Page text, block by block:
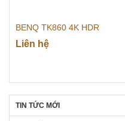
BENQ TK860 4K HDR
Liên hệ
TIN TỨC MỚI